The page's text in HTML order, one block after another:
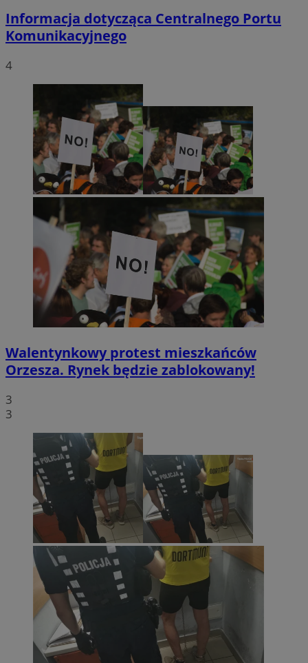
Informacja dotycząca Centralnego Portu
Komunikacyjnego
4
Walentynkowy protest mieszkańców
Orzesza. Rynek będzie zablokowany!
3
3